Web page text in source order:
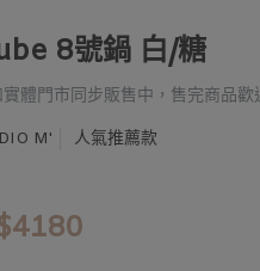
8號鍋 白/糖
體門市同步販售中，售完商品
M' 人氣推薦款